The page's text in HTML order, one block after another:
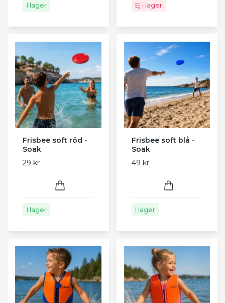
I lager Ej i lager
Frisbee soft röd -
Soak
29 kr
I lager
Frisbee soft blå -
Soak
49 kr
I lager